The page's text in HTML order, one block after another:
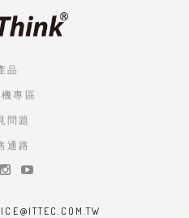
品
專區
問題
通路